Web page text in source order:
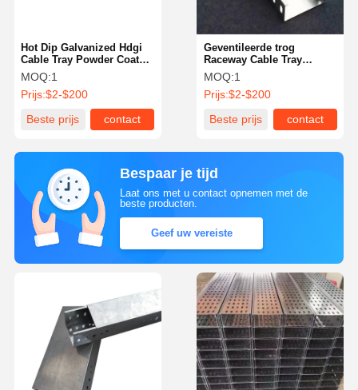
Hot Dip Galvanized Hdgi
Cable Tray Powder Coated
Steel Ladder Raceway
Trough Type
MOQ:1
Prijs:$2-$200
Beste prijs
contact
Geventileerde trog
Raceway Cable Tray
Trunking Hot Dip
Galvanized Steel
MOQ:1
Prijs:$2-$200
Beste prijs
contact
Bespaar je tijd
Laat ons met u contact opnemen met de
beste producten.
Geef uw vereiste